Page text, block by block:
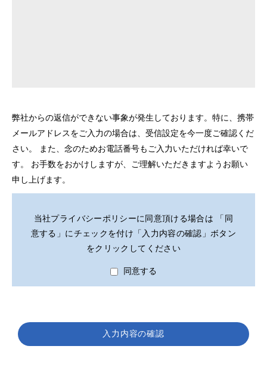
弊社からの返信ができない事象が発生しております。特に、携帯
メールアドレスをご入力の場合は、受信設定を今一度ご確認くだ
さい。 また、念のためお電話番号もご入力いただければ幸いで
す。 お手数をおかけしますが、ご理解いただきますようお願い
申し上げます。
当社プライバシーポリシーに同意頂ける場合は 「同
意する」にチェックを付け「入力内容の確認」ボタン
をクリックしてください
同意する